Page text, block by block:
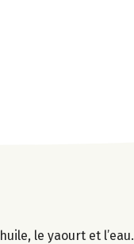
le yaourt et l’eau.